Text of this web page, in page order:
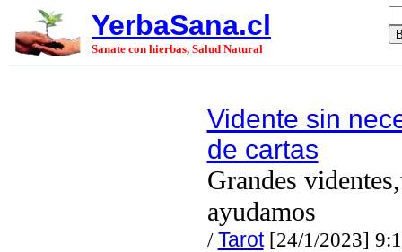
YerbaSana.cl
Sanate con hierbas, Salud Natural
Vidente sin
de cartas
Grandes
ayudamos
/Tarot[24/1/2023]